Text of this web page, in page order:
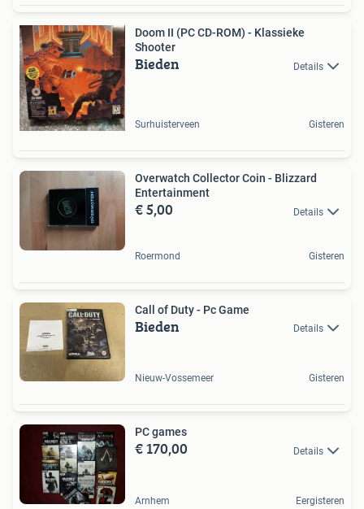
Doom II (PC CD-ROM) - Klassieke
Shooter
Bieden Details
Surhuisterveen Gisteren
Overwatch Collector Coin - Blizzard
Entertainment
€ 5,00 Details
Roermond Gisteren
Call of Duty - Pc Game
Bieden Details
Nieuw-Vossemeer Gisteren
PC games
€ 170,00 Details
Arnhem Eergisteren